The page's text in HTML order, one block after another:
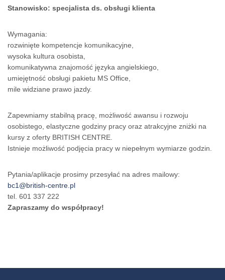
Stanowisko: specjalista ds. obsługi klienta
Wymagania:
rozwinięte kompetencje komunikacyjne,
wysoka kultura osobista
komunikatywna znajomość języka angielskiego,
umiejętność obsługi pakietu MS Office,
mile widziane prawo jazdy.
Zapewniamy stabilną pracę, możliwość awansu i rozwoju
osobistego, elastyczne godziny pracy oraz atrakcyjne zniżki na
kursy z oferty BRITISH CENTRE.
Istnieje możliwość podjęcia pracy w niepełnym wymiarze godzin.
Pytania/aplikacje prosimy przesyłać na adres mailowy:
bc1@british-centre.pl
tel. 601 337 222
Zapraszamy do współpracy!